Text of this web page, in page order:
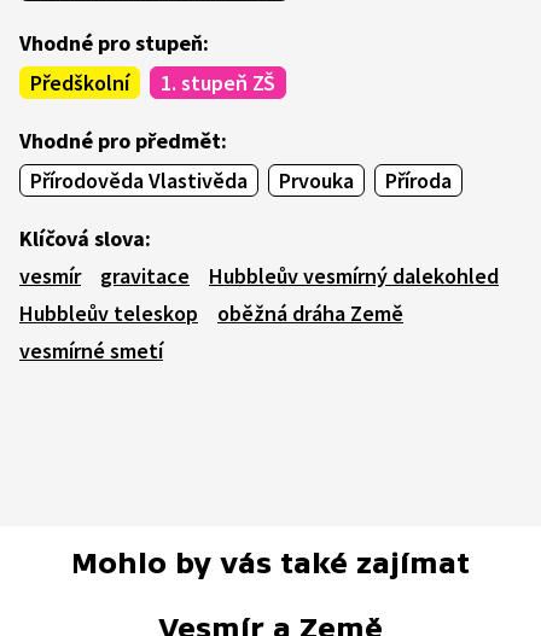
Vhodné pro stupeň:
Předškolní
1. stupeň ZŠ
Vhodné pro předmět:
Přírodověda Vlastivěda
Prvouka Příroda
Klíčová slova:
vesmír
gravitace
Hubbleův vesmírný dalekohled
Hubbleův teleskop
oběžná dráha Země
vesmírné smetí
Mohlo by vás také zajímat
Vesmír a Země